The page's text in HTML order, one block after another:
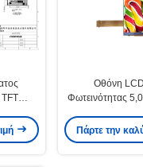
Οθόνη
Φωτεινότητας
Πάρτε την